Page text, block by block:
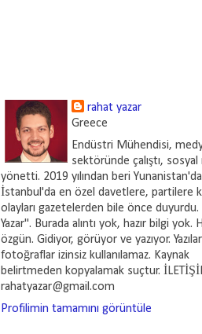
rahat yazar
Greece
Endüstri Mühendisi,
sektöründe çalıştı, sosyal
yönetti. 2019 yılından beri Yunanistan'da
İstanbul'da en özel davetlere, partilere
olayları gazetelerden bile önce duyurdu.
Yazar". Burada alıntı yok, hazır bilgi yok.
özgün. Gidiyor, görüyor ve yazıyor.
fotoğraflar izinsiz kullanılamaz. Kaynak
belirtmeden kopyalamak suçtur.
rahatyazar@gmail.com
Profilimin tamamını görüntüle